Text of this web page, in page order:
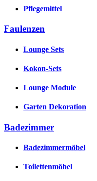
Pflegemittel
Faulenzen
Lounge Sets
Kokon-Sets
Lounge Module
Garten Dekoration
Badezimmer
Badezimmermöbel
Toilettenmöbel